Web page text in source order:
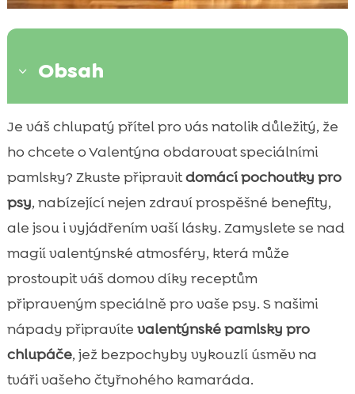
3 Obsah
 Úvod: Proč připravovat domácí
valentýnské pamlsky pro psy?
Výhody domácích pamlsků pro psy
Bezpečnost při přípravě domácích
pamlsků
Ingredience potřebné pro valentýnskou
pochoutku pro psa
 Recept na valentýnské srdce z jater
 Pečené_dýňové_valentýnské_pamlsky
 Mražené_jogurtové_valentýnské_dobroty
 Zdravé_rybí_dobroty_pro_psy
 Valentýnské_pamlsky_z_králíka
Je váš chlupatý přítel pro vás natolik důležitý, že
ho chcete o Valentýna obdarovat speciálními
pamlsky? Zkuste připravitdomácí pochoutky pro
psy, nabízející nejen zdraví prospěšné benefity,
ale jsou i vyjádřením vaší lásky. Zamyslete se nad
magií valentýnské atmosféry, která může
prostoupit váš domov díky receptům
připraveným speciálně pro vaše psy. S našimi
nápady připravíte valentýnské pamlsky pro
chlupáče, jež bezpochyby vykouzlí úsměv na
tváři vašeho čtyřnohého kamaráda.